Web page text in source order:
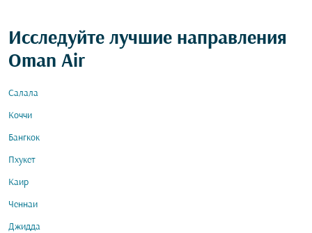
Исследуйте лучшие направления
Oman Air
Салала
Коччи
Бангкок
Пхукет
Каир
Ченнаи
Джидда